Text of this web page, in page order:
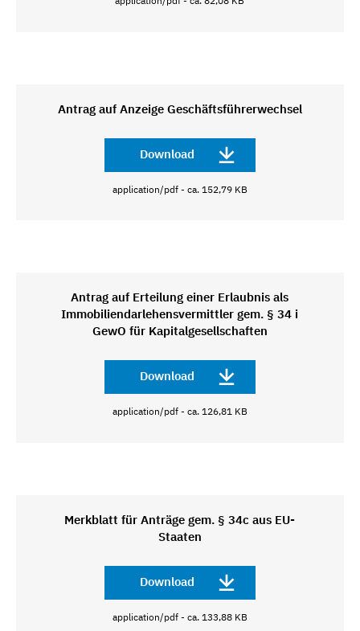
Antrag auf Anzeige Geschäftsführerwechsel
Download
application/pdf - ca. 152,79 KB
Antrag auf Erteilung einer Erlaubnis als
Immobiliendarlehensvermittler gem. § 34 i
GewO für Kapitalgesellschaften
Download
application/pdf - ca. 126,81 KB
Merkblatt für Anträge gem. § 34c aus EU-
Staaten
Download
application/pdf - ca. 133,88 KB